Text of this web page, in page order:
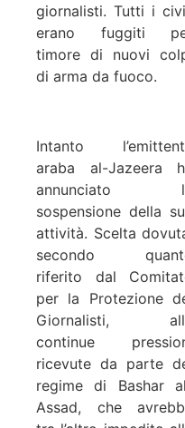
giornalisti. Tutti i
erano fuggiti
timore di nuovi
di arma da fuoco.
Intanto
araba al-Jazeera
annunciato
sospensione della
attività. Scelta
secondo
riferito dal
per la Protezione
Giornalisti,
continue
ricevute da parte
regime di Bashar
Assad, che